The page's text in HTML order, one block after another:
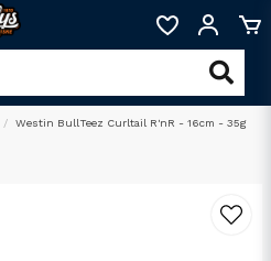
Westin BullTeez Curltail R'nR - 16cm - 35g